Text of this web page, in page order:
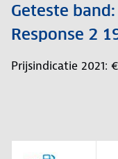
Geteste
Response 2
Prijsindicatie 2021: